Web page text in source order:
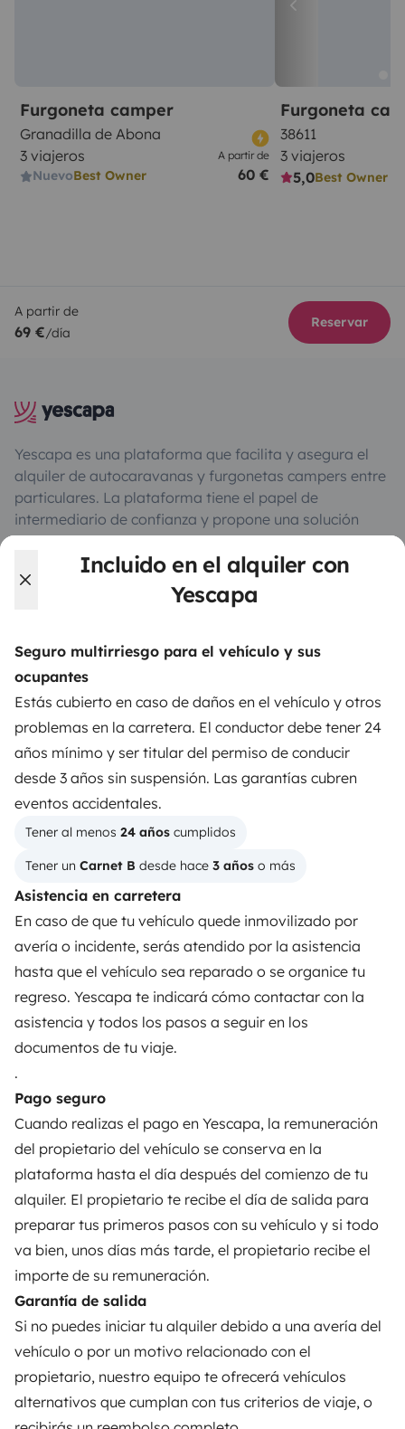
Incluido en el alquiler con
Yescapa
Seguro multirriesgo para el vehículo y sus
ocupantes
Estás cubierto en caso de daños en el vehículo y otros
problemas en la carretera. El conductor debe tener 24
años mínimo y ser titular del permiso de conducir
desde 3 años sin suspensión. Las garantías cubren
eventos accidentales.
Tener al menos 24 años cumplidos
Tener un Carnet B desde hace 3 años o más
Asistencia en carretera
En caso de que tu vehículo quede inmovilizado por
avería o incidente, serás atendido por la asistencia
hasta que el vehículo sea reparado o se organice tu
regreso. Yescapa te indicará cómo contactar con la
asistencia y todos los pasos a seguir en los
documentos de tu viaje.
.
Pago seguro
Cuando realizas el pago en Yescapa, la remuneración
del propietario del vehículo se conserva en la
plataforma hasta el día después del comienzo de tu
alquiler. El propietario te recibe el día de salida para
preparar tus primeros pasos con su vehículo y si todo
va bien, unos días más tarde, el propietario recibe el
importe de su remuneración.
Garantía de salida
Si no puedes iniciar tu alquiler debido a una avería del
vehículo o por un motivo relacionado con el
propietario, nuestro equipo te ofrecerá vehículos
alternativos que cumplan con tus criterios de viaje, o
Furgoneta camper
Granadilla de Abona
3 viajeros
NuevoBest Owner
A partir de
60 €
Furgoneta
38611
3 viajeros
5,0Best Owner
A partir de
69 €/día
Reservar
Yescapa es una plataforma que facilita y asegura el
alquiler de autocaravanas y furgonetas campers entre
particulares. La plataforma tiene el papel de
intermediario de confianza y propone una solución
llave en mano para unas vacaciones en total libertad y
seguridad.
3.88/5 sobre 1170 opiniones de usuarios en Trusted
Instagram
X Facebook
ALQUILER AUTOCARAVANAS
¿Cómo funciona?
Alquilar una autocaravana
Tus primeros pasos en autocaravana
Las opiniones de nuestros usuarios
Ayuda viajero
PROPIETARIOS
Contrato de alquiler
Seguros de alquiler
Asistencias de alquiler
Ayuda propietario
Descargar en
App Store
Disponible en
Google Play